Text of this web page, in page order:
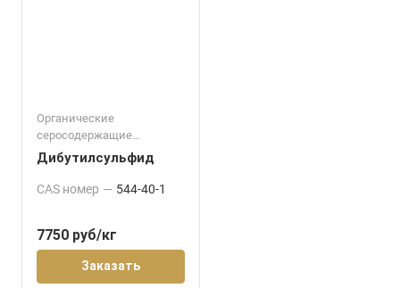
Органические
серосодержащие
соединения/Сырьё для
кормовых добавок
Дибутилсульфид
CAS номер — 544-40-1
7750 руб/кг
Заказать